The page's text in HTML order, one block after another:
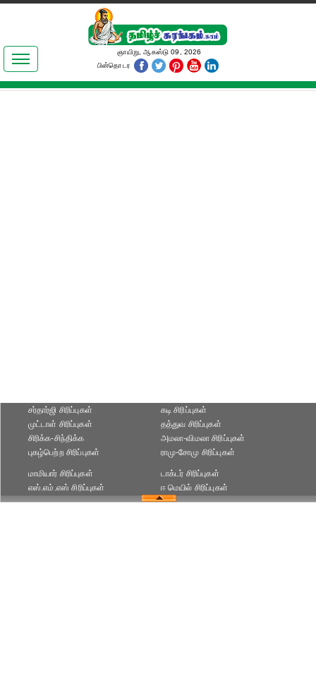
இலக்கியங்கள்
தமிழ் உலகம்
ஞாயிறு, ஆகஸ்டு 09, 2026
பின்தொடர
சர்தார்ஜி சிரிப்புகள்
முட்டாள் சிரிப்புகள்
கடி சிரிப்புகள்
தத்துவ சிரிப்புகள்
சிரிக்க-சிந்திக்க
புகழ்பெற்ற சிரிப்புகள்
அமலா-விமலா சிரிப்புகள்
ராமு-சோமு சிரிப்புகள்
மாமியார் சிரிப்புகள்
எஸ்.எம்.எஸ் சிரிப்புகள்
டாக்டர் சிரிப்புகள்
ஈ மெயில் சிரிப்புகள்